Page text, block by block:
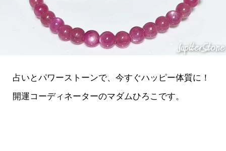
占いとパワーストーンで、今すぐハッピー体質に！
開運コーディネーターのマダムひろこです。